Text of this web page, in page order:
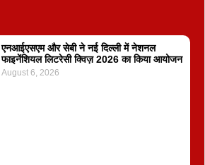
एनआईएसएम और सेबी ने नई दिल्ली में नेशनल
फाइनेंशियल लिटरेसी क्विज़ 2026 का किया आयोजन
August 6, 2026